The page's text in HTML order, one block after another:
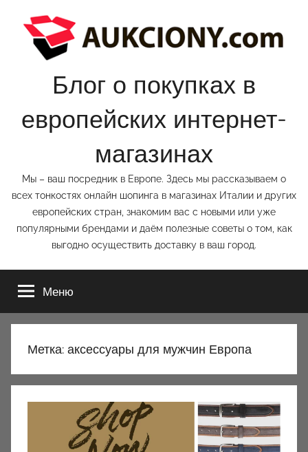
содержимому
Блог о покупках в
европейских интернет-
магазинах
Мы – ваш посредник в Европе. Здесь мы рассказываем о
всех тонкостях онлайн шопинга в магазинах Италии и других
европейских стран, знакомим вас с новыми или уже
популярными брендами и даём полезные советы о том, как
выгодно осуществить доставку в ваш город.
Меню
Метка: аксессуары для мужчин Европа